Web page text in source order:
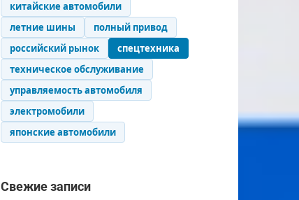
китайские автомобили
летние шины
полный привод
российский рынок
спецтехника
техническое обслуживание
управляемость автомобиля
электромобили
японские автомобили
Свежие записи